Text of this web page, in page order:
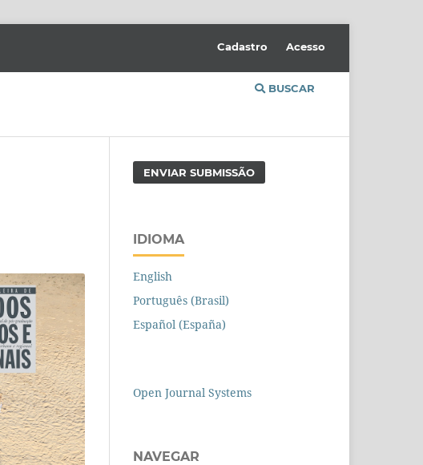
BUSCAR
Cadastro Acesso
ENVIAR SUBMISSÃO
IDIOMA
English
Português (Brasil)
Español (España)
Open Journal Systems
NAVEGAR